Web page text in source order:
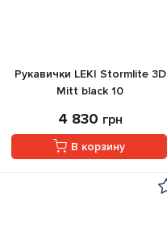
Рукавички LEKI Stormlite 3D
Mitt black 10
4 830 грн
В корзину